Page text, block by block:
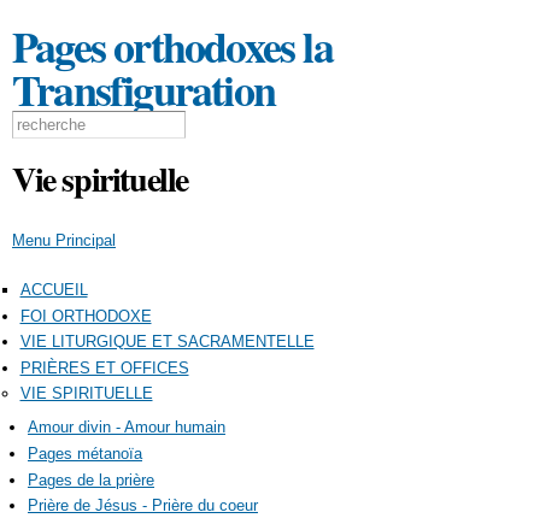
contenu
principal
Pages orthodoxes la
Transfiguration
Formulaire de recherche
Search this site
Vie spirituelle
Menu Principal
ACCUEIL
FOI ORTHODOXE
VIE LITURGIQUE ET SACRAMENTELLE
PRIÈRES ET OFFICES
VIE SPIRITUELLE
Amour divin - Amour humain
Pages métanoïa
Pages de la prière
Prière de Jésus - Prière du coeur